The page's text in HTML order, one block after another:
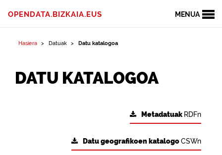
MENUA
OPENDATA.BIZKAIA.EUS
Hasiera Datuak Datu katalogoa
DATU KATALOGOA
Metadatuak RDFn
Datu geografikoen katalogoCSWn